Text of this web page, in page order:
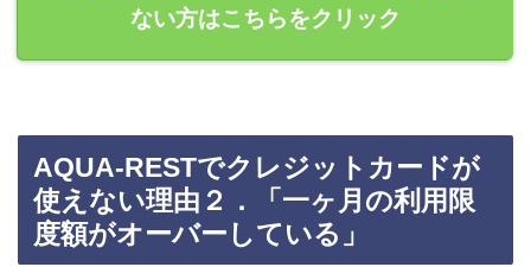
ない方はこちらをクリック
AQUA-RESTでクレジットカードが
使えない理由２．「一ヶ月の利用限
度額がオーバーしている」